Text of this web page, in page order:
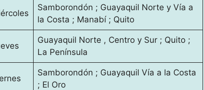
Samborondón ; Guayaquil Norte y Vía a
la Costa ; Manabí ; Quito
Guayaquil Norte , Centro y Sur ; Quito ;
La Península
Samborondón ; Guayaquil Vía a la Costa
; El Oro